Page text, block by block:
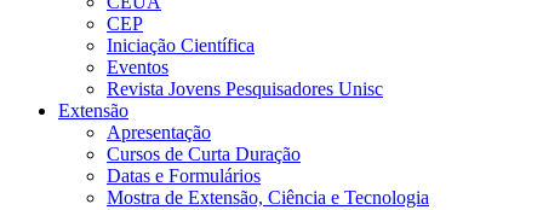
CEP
Iniciação Científica
Eventos
Revista Jovens Pesquisadores Unisc
Extensão
Apresentação
Cursos de Curta Duração
Datas e Formulários
Mostra de Extensão, Ciência e Tecnologia